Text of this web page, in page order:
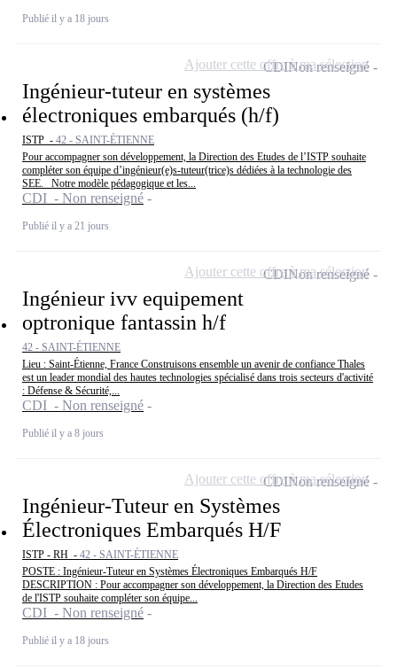
Publié il y a 18 jours
Ingénieur-tuteur en systèmes
électroniques embarqués (h/f)
ISTP - 42 - SAINT-ÉTIENNE
Pour accompagner son développement, la Direction des Etudes de l’ISTP souhaite
compléter son équipe d’ingénieur(e)s-tuteur(trice)s dédiées à la technologie des
SEE. Notre modèle pédagogique et les...
CDI - Non renseigné
Publié il y a 21 jours
CDINon renseigné
Ajouter cette offre à ma sélection
Ingénieur ivv equipement
optronique fantassin h/f
42 - SAINT-ÉTIENNE
Lieu : Saint-Étienne, France Construisons ensemble un avenir de confiance Thales
est un leader mondial des hautes technologies spécialisé dans trois secteurs d'activité
: Défense & Sécurité,...
CDI - Non renseigné
Publié il y a 8 jours
CDINon renseigné
Ajouter cette offre à ma sélection
Ingénieur-Tuteur en Systèmes
Électroniques Embarqués H/F
ISTP - RH - 42 - SAINT-ÉTIENNE
POSTE : Ingénieur-Tuteur en Systèmes Électroniques Embarqués H/F
DESCRIPTION : Pour accompagner son développement, la Direction des Etudes
de l'ISTP souhaite compléter son équipe...
CDI - Non renseigné
Publié il y a 18 jours
CDINon renseigné
Ajouter cette offre à ma sélection